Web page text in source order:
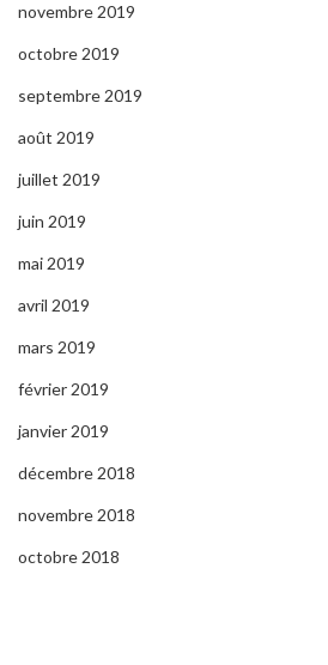
novembre 2019
octobre 2019
septembre 2019
août 2019
juillet 2019
juin 2019
mai 2019
avril 2019
mars 2019
février 2019
janvier 2019
décembre 2018
novembre 2018
octobre 2018